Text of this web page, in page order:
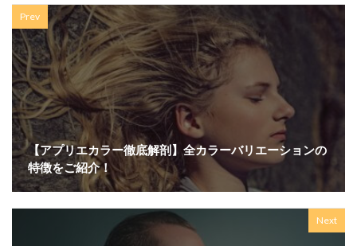
Prev
【アプリエカラー徹底解剖】全カラーバリエーションの
特徴をご紹介！
Next